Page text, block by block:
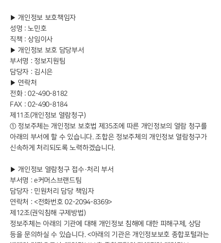
▶ 개인정보 보호책임자
성명 : 노민호
직책 : 상임이사
▶ 개인정보 보호 담당부서
부서명 : 정보지원팀
담당자 : 김시은
▶ 연락처
전화 : 02-490-8182
FAX : 02-490-8184
제11조(개인정보 열람청구)
① 정보주체는 개인정보 보호법 제35조에 따른 개인정보의 열람 청구를
아래의 부서에 할 수 있습니다. 조합은 정보주체의 개인정보 열람청구가
신속하게 처리되도록 노력하겠습니다.
▶ 개인정보 열람청구 접수·처리 부서
부서명 : e커머스브랜드팀
담당자 : 민원처리 담당 책임자
연락처 : <전화번호 02-2094-8369>
제12조(권익침해 구제방법)
정보주체는 아래의 기관에 대해 개인정보 침해에 대한 피해구제, 상담
등을 문의하실 수 있습니다. <아래의 기관은 개인정보보호 종합포털과는